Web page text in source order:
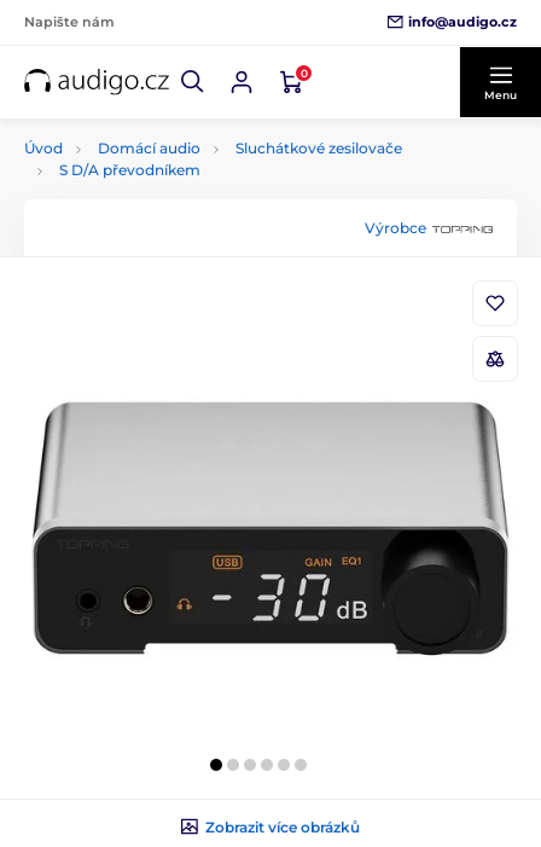
Napište nám info@audigo.cz
0
Menu
Úvod Domácí audio
Sluchátkové zesilovače
S D/A převodníkem
Výrobce
Zobrazit více obrázků